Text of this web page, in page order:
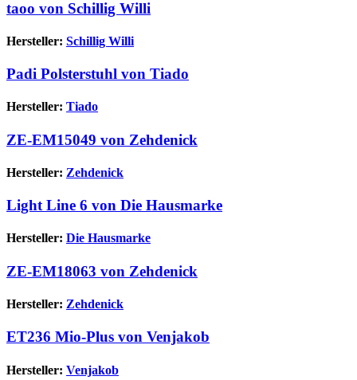
taoo von Schillig Willi
Hersteller: Schillig Willi
Padi Polsterstuhl von Tiado
Hersteller: Tiado
ZE-EM15049 von Zehdenick
Hersteller: Zehdenick
Light Line 6 von Die Hausmarke
Hersteller: Die Hausmarke
ZE-EM18063 von Zehdenick
Hersteller: Zehdenick
ET236 Mio-Plus von Venjakob
Hersteller: Venjakob